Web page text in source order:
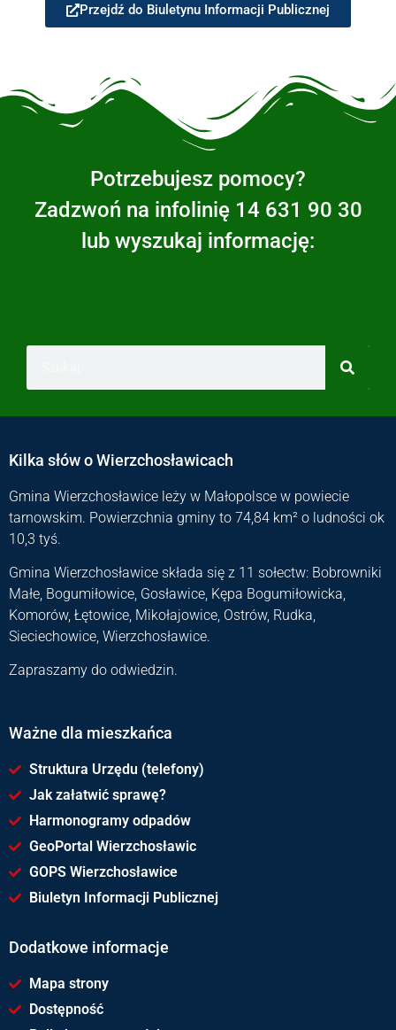
Przejdź do Biuletynu Informacji Publicznej
Potrzebujesz pomocy?
Zadzwoń na infolinię 14 631 90 30
lub wyszukaj informację:
Kilka słów o Wierzchosławicach
Gmina Wierzchosławice leży w Małopolsce w powiecie
tarnowskim. Powierzchnia gminy to 74,84 km² o ludności ok
10,3 tyś.
Gmina Wierzchosławice składa się z 11 sołectw: Bobrowniki
Małe, Bogumiłowice, Gosławice, Kępa Bogumiłowicka,
Komorów, Łętowice, Mikołajowice, Ostrów, Rudka,
Sieciechowice, Wierzchosławice.
Zapraszamy do odwiedzin.
Ważne dla mieszkańca
Struktura Urzędu (telefony)
Jak załatwić sprawę?
Harmonogramy odpadów
GeoPortal Wierzchosławic
GOPS Wierzchosławice
Biuletyn Informacji Publicznej
Dodatkowe informacje
Mapa strony
Dostępność